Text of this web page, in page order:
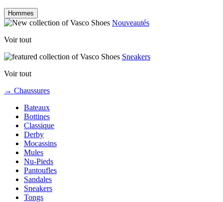
Hommes
Nouveautés
Voir tout
Sneakers
Voir tout
→ Chaussures
Bateaux
Bottines
Classique
Derby
Mocassins
Mules
Nu-Pieds
Pantoufles
Sandales
Sneakers
Tongs